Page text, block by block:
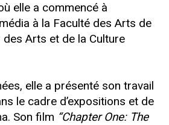
elle a commencé à
à la Faculté des Arts de
des Arts et de la Culture
elle a présenté son travail
le cadre d’expositions et de
Son film “Chapter One: The